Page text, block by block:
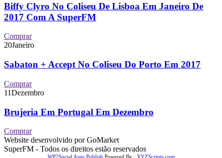
Biffy Clyro No Coliseu De Lisboa Em Janeiro De
2017 Com A SuperFM
Comprar
20Janeiro
Sabaton + Accept No Coliseu Do Porto Em 2017
Comprar
11Dezembro
Brujeria Em Portugal Em Dezembro
Comprar
Website desenvolvido por GoMarket
SuperFM - Todos os direitos estão reservados
WP2Social Auto Publish Powered By : XYZScripts.com